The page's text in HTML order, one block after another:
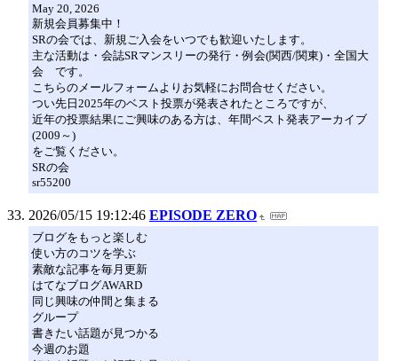
May 20, 2026
新規会員募集中！
SRの会では、新規ご入会をいつでも歓迎いたします。
主な活動は・会誌SRマンスリーの発行・例会(関西/関東)・全国大
会 です。
こちらのメールフォームよりお気軽にお問合せください。
つい先日2025年のベスト投票が発表されたところですが、
近年の投票結果にご興味のある方は、年間ベスト発表アーカイブ
(2009～)
をご覧ください。
SRの会
sr55200
2026/05/15 19:12:46 EPISODE ZERO
ブログをもっと楽しむ
使い方のコツを学ぶ
素敵な記事を毎月更新
はてなブログAWARD
同じ興味の仲間と集まる
グループ
書きたい話題が見つかる
今週のお題